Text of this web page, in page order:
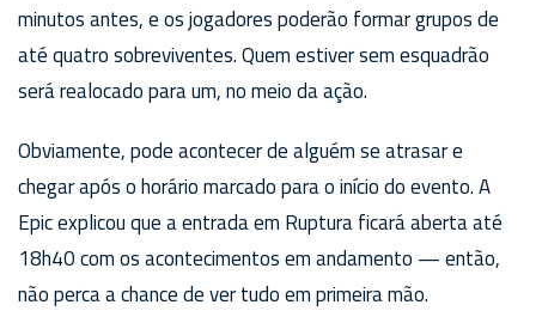
minutos antes, e os jogadores poderão formar grupos de
até quatro sobreviventes. Quem estiver sem esquadrão
será realocado para um, no meio da ação.
Obviamente, pode acontecer de alguém se atrasar e
chegar após o horário marcado para o início do evento. A
Epic explicou que a entrada em Ruptura ficará aberta até
18h40 com os acontecimentos em andamento — então,
não perca a chance de ver tudo em primeira mão.